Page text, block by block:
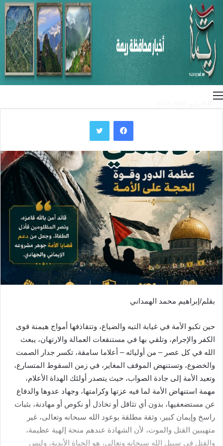
القائمة
الرئيسية المقالات
المقالات
القائد الأممي.. عظمة الدور وقوة
الحجة على الأمة
فيسبوك تويتر
بقلم/إبراهيم محمد الهمداني
حين تكبو الأمة في غيابة التيه والضياع، وتتقاذفها أمواج هيمنة قوى
الكفر والإجرام، وتلقي بها في مستنقعات العمالة والارتهان، يبعث
الله في كل عصر – من أوليائه – أعلاما سامقة، تكسر جدار الصمت
والخضوع، وتستنهض الموقف المغاير، في زمن السقوط المتسارع،
وتعيد الأمة إلى جادة الصواب، حيث يتصدر أولئك الهداة الأعلام،
مهمة استنهاض الأمة لما فيه عزتها وكرامتها، وجهاد عدوها والدفاع
عن مستضعفيها، بدون أي تثاقل أو تخاذل أو نكوص أو مهادنة، بثبات
راسخ وإيمان كبير، وثقة مطلقة بوعود الله سبحانه وتعالى، غير
متهيبين القتل والموت، لأن الشهادة عندهم منحة إلهية عظيمة،
والقتل في سبيل الله سبحانه وتعالى، هو الحياة الأبدية، وليس